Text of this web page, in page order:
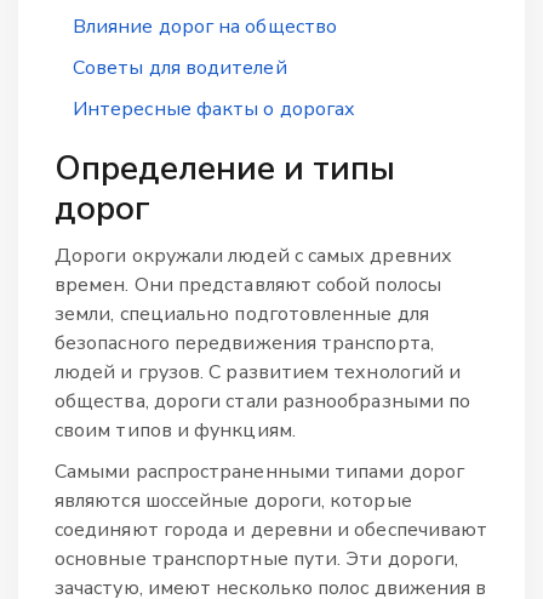
Влияние дорог на общество
Советы для водителей
Интересные факты о дорогах
Определение и типы
дорог
Дороги окружали людей с самых древних
времен. Они представляют собой полосы
земли, специально подготовленные для
безопасного передвижения транспорта,
людей и грузов. С развитием технологий и
общества, дороги стали разнообразными по
своим типов и функциям.
Самыми распространенными типами дорог
являются шоссейные дороги, которые
соединяют города и деревни и обеспечивают
основные транспортные пути. Эти дороги,
зачастую, имеют несколько полос движения в